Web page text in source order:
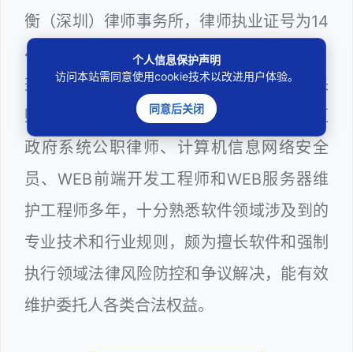
衡（深圳）律师事务所，律师执业证号为14
403201810022100。邓杰律师现（或曾）
兼任深圳市人民政府听证员、深圳市政府采
购评审专家（法律类），曾担任深圳市某区
政府系统公职律师、计算机信息网络安全
员、WEB前端开发工程师和WEB服务器维
护工程师多年，十分熟悉软件领域涉及到的
专业技术和行业规则，颇为擅长软件和强制
执行领域法律风险防控和争议解决，能有效
维护委托人各类合法权益。
个人信息保护声明
访问本站需同意使用cookie技术以改进用户体验。
同意后关闭